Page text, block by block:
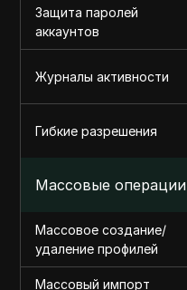
Защита паролей
аккаунтов
Журналы активности
Гибкие разрешения
Массовые операции
Массовое создание/
удаление профилей
Массовый импорт